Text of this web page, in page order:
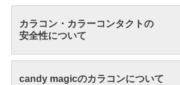
カラコン・カラーコンタクトの
安全性について
candy magicのカラコンについて